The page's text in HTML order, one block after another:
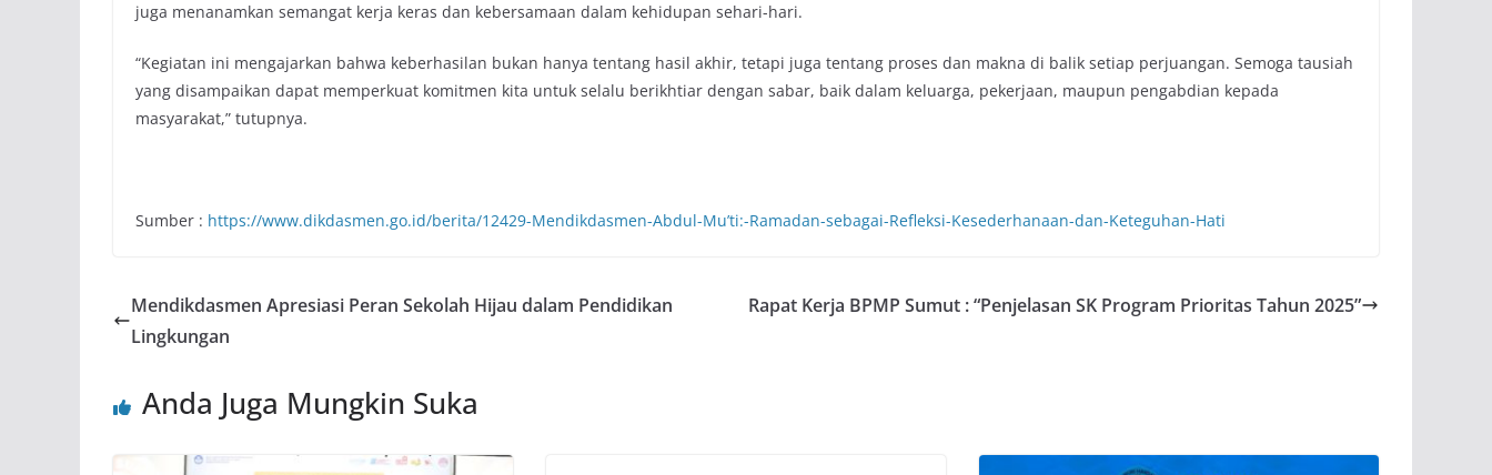
juga menanamkan semangat kerja keras dan kebersamaan dalam kehidupan sehari-hari.
“Kegiatan ini mengajarkan bahwa keberhasilan bukan hanya tentang hasil akhir, tetapi juga tentang proses dan makna di balik setiap perjuangan. Semoga tausiah
yang disampaikan dapat memperkuat komitmen kita untuk selalu berikhtiar dengan sabar, baik dalam keluarga, pekerjaan, maupun pengabdian kepada
masyarakat,” tutupnya.
Sumber : https://www.dikdasmen.go.id/berita/12429-Mendikdasmen-Abdul-Mu’ti:-Ramadan-sebagai-Refleksi-Kesederhanaan-dan-Keteguhan-Hati
Mendikdasmen Apresiasi Peran Sekolah Hijau dalam Pendidikan
Lingkungan
Rapat Kerja BPMP Sumut : “Penjelasan SK Program Prioritas Tahun 2025”
Anda Juga Mungkin Suka